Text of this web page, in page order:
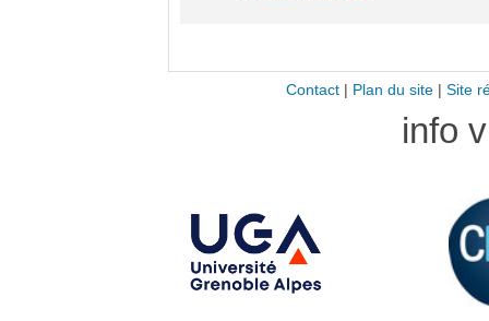
Contact| Plan du site| Site
info